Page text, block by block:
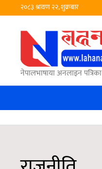
२०८३ श्रावण २२, शुक्रबार
नेपालभाषाया अनलाइन पत्रिका